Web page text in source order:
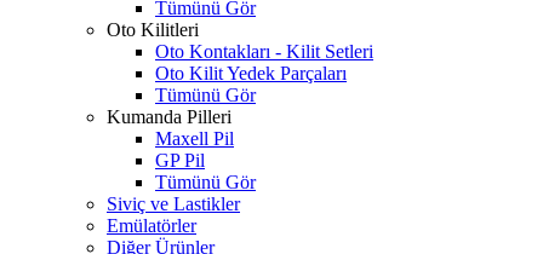
Tümünü Gör
Oto Kilitleri
Oto Kontakları - Kilit Setleri
Oto Kilit Yedek Parçaları
Tümünü Gör
Kumanda Pilleri
Maxell Pil
GP Pil
Tümünü Gör
Siviç ve Lastikler
Emülatörler
Diğer Ürünler